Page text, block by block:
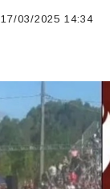
17/03/2025 14:34